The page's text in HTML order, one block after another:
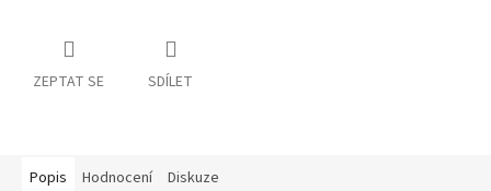
ZEPTAT SE SDÍLET
Popis Hodnocení Diskuze